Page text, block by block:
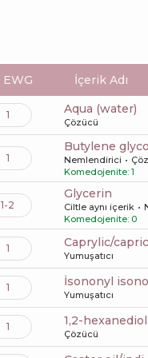
EWG İçerik Adı
1 aqua (water)
Çözücü
1
butylene
Nemlendirici
Komedojenite: 1
1-2
glycerin
Ciltle aynı içerik
Komedojenite: 0
1 caprylic/
Yumuşatıcı
1 isononyl
Yumuşatıcı
1 1,2-hexanediol
Çözücü